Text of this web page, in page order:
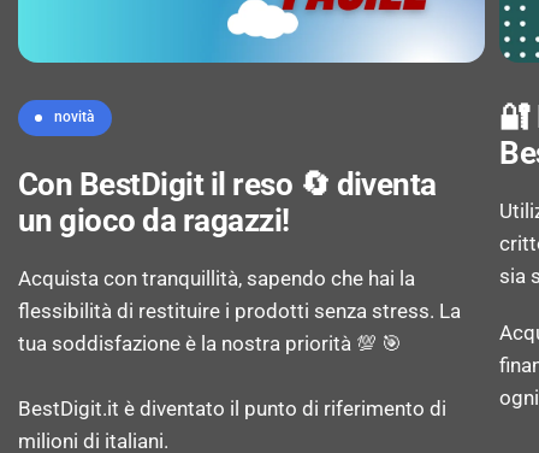
Presentazione identificazione della linea
Blocco chiamate: Sì
CARATTERISTICHE DI GESTIONE
Tasti di navigazione: Sì
novità
Con BestDigit il reso 🔄 diventa
un gioco da ragazzi!
Acquista con tranquillità, sapendo che hai la
flessibilità di restituire i prodotti senza stress. La
tua soddisfazione è la nostra priorità 💯 🎯
BestDigit.it è diventato il punto di riferimento di
milioni di italiani.
🔐
sia